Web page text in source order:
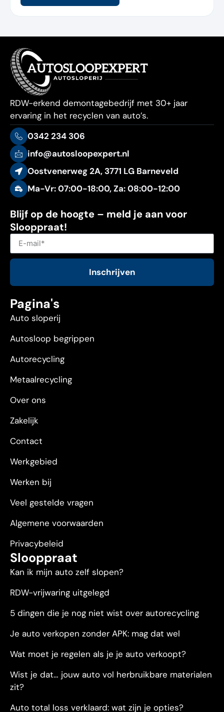
RDW-erkend demontagebedrijf met 30+ jaar
ervaring in het recyclen van auto’s.
0342 234 306
info@autosloopexpert.nl
Oostvenerweg 2A, 3771 LG Barneveld
Ma-Vr: 07:00-18:00, Za: 08:00-12:00
Blijf op de hoogte – meld je aan voor
Slooppraat!
Inschrijven
Pagina's
Auto sloperij
Autosloop begrippen
Autorecycling
Metaalrecycling
Over ons
Zakelijk
Contact
Werkgebied
Werken bij
Veel gestelde vragen
Algemene voorwaarden
Privacybeleid
Slooppraat
Kan ik mijn auto zelf slopen?
RDW-vrijwaring uitgelegd
5 dingen die je nog niet wist over autorecycling
Je auto verkopen zonder APK: mag dat wel
Wat moet je regelen als je je auto verkoopt?
Wist je dat… jouw auto vol herbruikbare materialen
zit?
Auto total loss verklaard: wat zijn je opties?